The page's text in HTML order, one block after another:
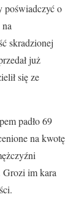
poświadczyć o
skradzionej
już
się ze
padło 69
na kwotę
Grozi im kara